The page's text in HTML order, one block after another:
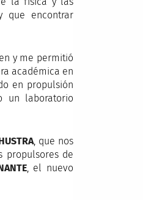
que encontrar
y me permitió
académica en
en propulsión
un laboratorio
, que nos
propulsores de
, el nuevo